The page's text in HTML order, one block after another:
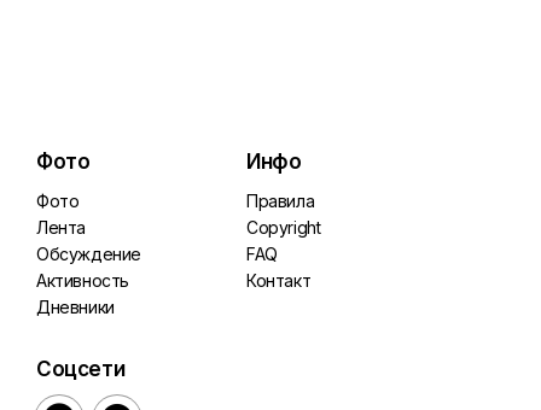
Фото
Фото
Лента
Обсуждение
Активность
Дневники
Инфо
Правила
Copyright
FAQ
Контакт
Соцсети